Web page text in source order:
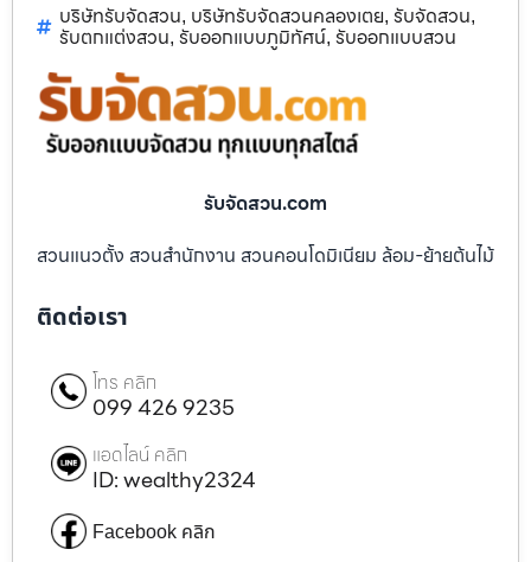
บริษัทรับจัดสวน, บริษัทรับจัดสวนคลองเตย, รับจัดสวน,
รับตกแต่งสวน, รับออกแบบภูมิทัศน์, รับออกแบบสวน
รับจัดสวน.com
สวนแนวตั้ง สวนสำนักงาน สวนคอนโดมิเนียม ล้อม-ย้ายต้นไม้
ติดต่อเรา
โทร คลิก
099 426 9235
แอดไลน์ คลิก
ID: wealthy2324
Facebook คลิก